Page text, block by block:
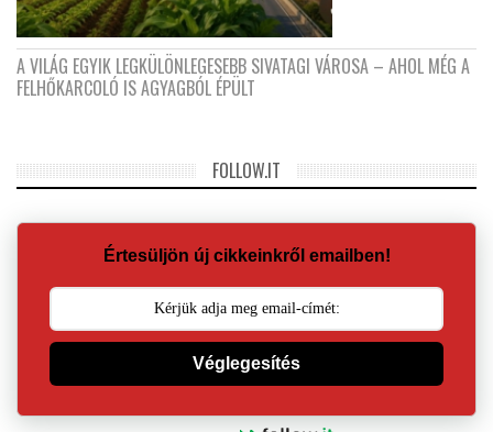
A VILÁG EGYIK LEGKÜLÖNLEGESEBB SIVATAGI VÁROSA – AHOL MÉG A
FELHŐKARCOLÓ IS AGYAGBÓL ÉPÜLT
FOLLOW.IT
Értesüljön új cikkeinkről emailben!
Véglegesítés